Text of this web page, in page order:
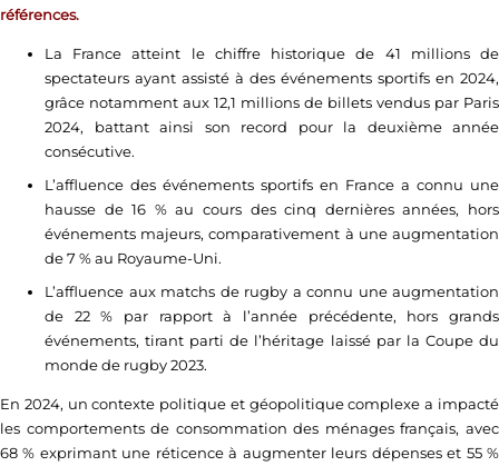
références.
La France atteint le chiffre historique de 41 millions de
spectateurs ayant assisté à des événements sportifs en 2024,
grâce notamment aux 12,1 millions de billets vendus par Paris
2024, battant ainsi son record pour la deuxième année
consécutive.
L’affluence des événements sportifs en France a connu une
hausse de 16 % au cours des cinq dernières années, hors
événements majeurs, comparativement à une augmentation
de 7 % au Royaume-Uni.
L’affluence aux matchs de rugby a connu une augmentation
de 22 % par rapport à l’année précédente, hors grands
événements, tirant parti de l’héritage laissé par la Coupe du
monde de rugby 2023.
En 2024, un contexte politique et géopolitique complexe a impacté
les comportements de consommation des ménages français, avec
68 % exprimant une réticence à augmenter leurs dépenses et 55 %